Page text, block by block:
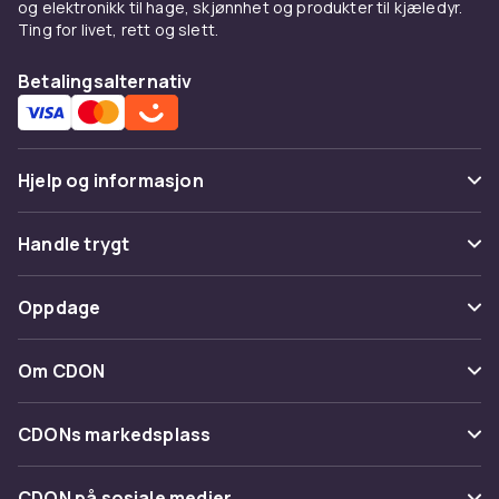
- Spænding: 12V
7972f809-528e-456d-894d-c1c41e6205ef
Produktsikkerhetsinformasjon
og elektronikk til hage, skjønnhet og produkter til kjæledyr.
Ting for livet, rett og slett.
Betalingsalternativ
Hjelp og informasjon
Vanlige spørsmål
Spor pakke
Angre & returner her
Kontakt oss
Handle trygt
Betaling
Levering
Tilbakekallinger
Oppdage
Kategorier
Varemerker
Om CDON
Om oss
Kundeanmeldelser
CDONs markedsplass
Merchant Help Center